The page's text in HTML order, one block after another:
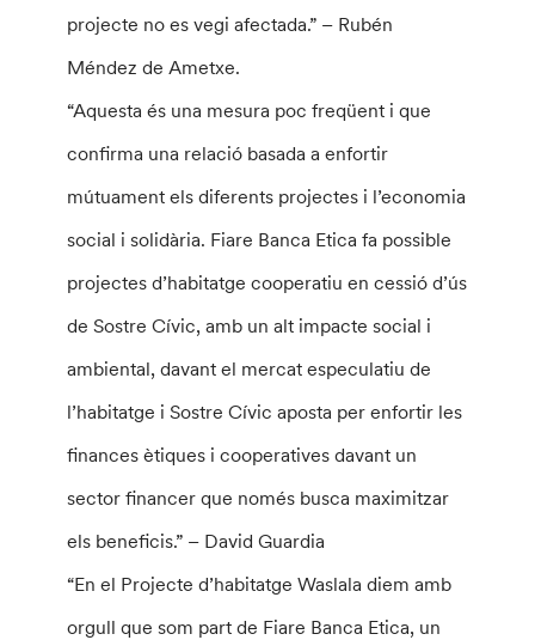
projecte no es vegi afectada.” – Rubén
Méndez de Ametxe.
“Aquesta és una mesura poc freqüent i que
confirma una relació basada a enfortir
mútuament els diferents projectes i l’economia
social i solidària. Fiare Banca Etica fa possible
projectes d’habitatge cooperatiu en cessió d’ús
de Sostre Cívic, amb un alt impacte social i
ambiental, davant el mercat especulatiu de
l’habitatge i Sostre Cívic aposta per enfortir les
finances ètiques i cooperatives davant un
sector financer que només busca maximitzar
els beneficis.” – David Guardia
“En el Projecte d’habitatge Waslala diem amb
orgull que som part de Fiare Banca Etica, un